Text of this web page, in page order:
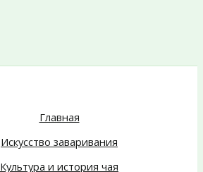
Главная
Искусство заваривания
Культура и история чая